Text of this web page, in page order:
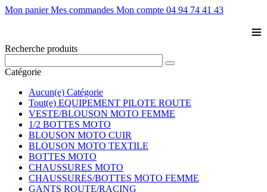
Mon panier Mes commandes Mon compte 04 94 74 41 43
≡
Recherche produits
Catégorie
Aucun(e) Catégorie
Tout(e) EQUIPEMENT PILOTE ROUTE
VESTE/BLOUSON MOTO FEMME
1/2 BOTTES MOTO
BLOUSON MOTO CUIR
BLOUSON MOTO TEXTILE
BOTTES MOTO
CHAUSSURES MOTO
CHAUSSURES/BOTTES MOTO FEMME
GANTS ROUTE/RACING